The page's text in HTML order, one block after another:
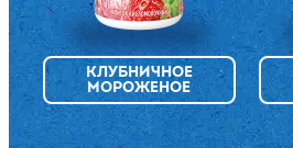
КЛУБНИЧНОЕ
МОРОЖЕНОЕ